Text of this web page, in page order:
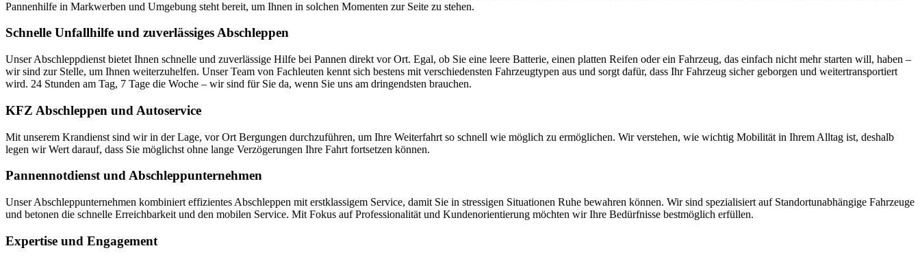
Pannenhilfe in Markwerben und Umgebung steht bereit, um Ihnen in solchen Momenten zur Seite zu stehen.
Schnelle Unfallhilfe und zuverlässiges Abschleppen
Unser Abschleppdienst bietet Ihnen schnelle und zuverlässige Hilfe bei Pannen direkt vor Ort. Egal, ob Sie eine leere Batterie, einen platten Reifen oder ein Fahrzeug, das einfach nicht mehr starten will, haben –
wir sind zur Stelle, um Ihnen weiterzuhelfen. Unser Team von Fachleuten kennt sich bestens mit verschiedensten Fahrzeugtypen aus und sorgt dafür, dass Ihr Fahrzeug sicher geborgen und weitertransportiert
wird. 24 Stunden am Tag, 7 Tage die Woche – wir sind für Sie da, wenn Sie uns am dringendsten brauchen.
KFZ Abschleppen und Autoservice
Mit unserem Krandienst sind wir in der Lage, vor Ort Bergungen durchzuführen, um Ihre Weiterfahrt so schnell wie möglich zu ermöglichen. Wir verstehen, wie wichtig Mobilität in Ihrem Alltag ist, deshalb
legen wir Wert darauf, dass Sie möglichst ohne lange Verzögerungen Ihre Fahrt fortsetzen können.
Pannennotdienst und Abschleppunternehmen
Unser Abschleppunternehmen kombiniert effizientes Abschleppen mit erstklassigem Service, damit Sie in stressigen Situationen Ruhe bewahren können. Wir sind spezialisiert auf Standortunabhängige Fahrzeuge
und betonen die schnelle Erreichbarkeit und den mobilen Service. Mit Fokus auf Professionalität und Kundenorientierung möchten wir Ihre Bedürfnisse bestmöglich erfüllen.
Expertise und Engagement